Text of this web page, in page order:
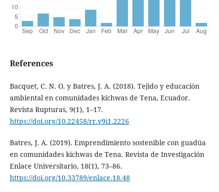
References
Bacquet, C. N. O. y Batres, J. A. (2018). Tejido y educación
ambiental en comunidades kichwas de Tena, Ecuador.
Revista Rupturas, 9(1), 1–17.
https://doi.org/10.22458/rr.v9i1.2226
Batres, J. A. (2019). Emprendimiento sostenible con guadúa
en comunidades kichwas de Tena. Revista de Investigación
Enlace Universitario, 18(1), 73–86.
https://doi.org/10.33789/enlace.18.48